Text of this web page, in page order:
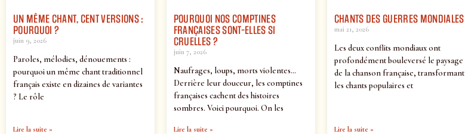
UN MÊME CHANT, CENT VERSIONS :
POURQUOI ?
juin 9, 2026
Paroles, mélodies, dénouements :
pourquoi un même chant traditionnel
français existe en dizaines de variantes
? Le rôle
Lire la suite »
POURQUOI NOS COMPTINES
FRANÇAISES SONT-ELLES SI
CRUELLES ?
juin 7, 2026
Naufrages, loups, morts violentes…
Derrière leur douceur, les comptines
françaises cachent des histoires
sombres. Voici pourquoi. On les
Lire la suite »
CHANTS DES GUERRES MONDIALES
mai 21, 2026
Les deux conflits mondiaux ont
profondément bouleversé le paysage
de la chanson française, transformant
les chants populaires et
Lire la suite »